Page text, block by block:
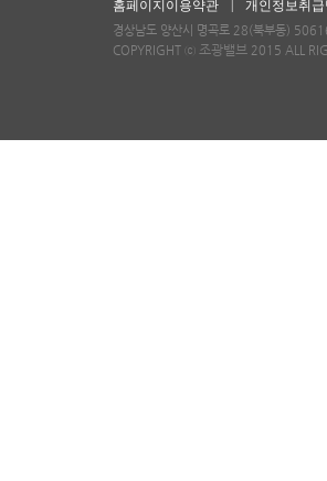
홈페이지이용약관 개인정보취
경상남도 양산시 명곡로 28(북부동)
COPYRIGHT ⓒ 조광밸브 2015 ALL